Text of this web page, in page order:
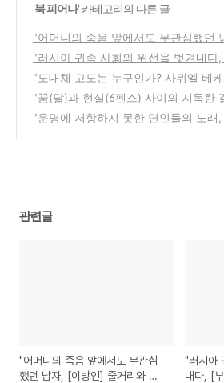
'북 피어나' 카테고리의 다른 글
"어머니의 죽음 앞에서도 무관심했던
[이방인] 줄거리와 뫼르소의 진심"
(1)
"러시아 귀족 사회의 위선을 벗겨내다
줄거리와 당시의 역사적 배경"
(1)
"도대체 고도는 누구인가? 사뮈엘 베
도를 기다리며] 줄거리와 해설"
(1)
"꿈(달)과 현실(6펜스) 사이의 지독한
[달과 6펜스] 줄거리와 해설"
(1)
"운명에 저항하지 못한 연인들의 노래,
관련글
"어머니의 죽음 앞에서도 무관심
했던 남자, [이방인] 줄거리와 뫼
"러시아
내다, [